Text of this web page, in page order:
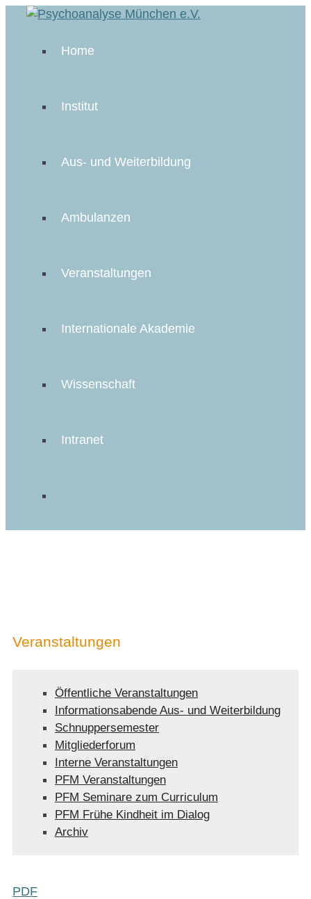
Home
Institut
Aus- und Weiterbildung
Ambulanzen
Veranstaltungen
Internationale Akademie
Wissenschaft
Intranet
Veranstaltungen
Öffentliche Veranstaltungen
Informationsabende Aus- und Weiterbildung
Schnuppersemester
Mitgliederforum
Interne Veranstaltungen
PFM Veranstaltungen
PFM Seminare zum Curriculum
PFM Frühe Kindheit im Dialog
Archiv
PDF